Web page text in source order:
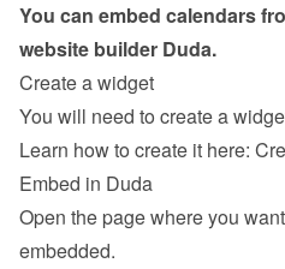
You can embed calendars
website builder Duda.
Create a widget
You will need to create a
Learn how to create it here:
Embed in Duda
Open the page where you
embedded.